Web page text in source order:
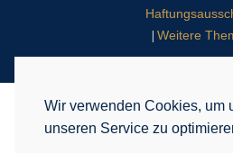
Weitere
Wir verwenden Cookies, um
unseren Service zu